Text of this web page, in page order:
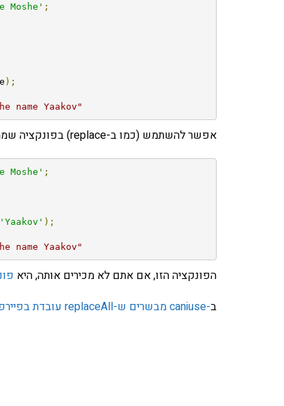
Moshe' ;
);
name Yaakov"
אפשר להשתמש (כמו ב-replace) בפונקציה שמחזירה טקסט כדי שתקבע מה הטקסט המוחזר יהיה.
Moshe' ;
'Yaakov' );
name Yaakov"
הפונקציה הזו, אם אתם לא מכירים אותה, היא
ב-caniuse מבשרים ש-replaceAll עובדת בפיירפוקס ובכרום החל מגרסה 85